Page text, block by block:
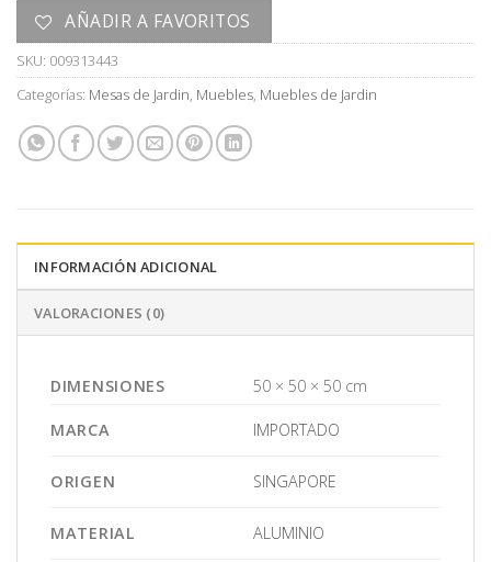
AÑADIR A FAVORITOS
SKU: 009313443
Categorías: Mesas de Jardin, Muebles, Muebles de Jardin
INFORMACIÓN ADICIONAL
VALORACIONES (0)
DIMENSIONES 50 × 50 × 50 cm
MARCA IMPORTADO
ORIGEN SINGAPORE
MATERIAL ALUMINIO